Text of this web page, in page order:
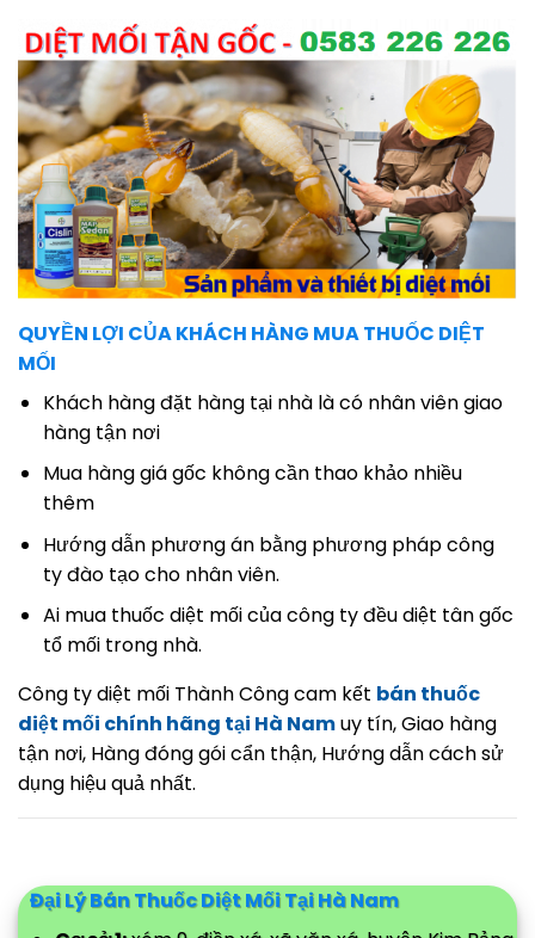
QUYỀN LỢI CỦA KHÁCH HÀNG MUA THUỐC DIỆT
MỐI
Khách hàng đặt hàng tại nhà là có nhân viên giao
hàng tận nơi
Mua hàng giá gốc không cần thao khảo nhiều
thêm
Hướng dẫn phương án bằng phương pháp công
ty đào tạo cho nhân viên.
Ai mua thuốc diệt mối của công ty đều diệt tân gốc
tổ mối trong nhà.
Công ty diệt mối Thành Công cam kết bán thuốc
diệt mối chính hãng tại Hà Namuy tín, Giao hàng
tận nơi, Hàng đóng gói cẩn thận, Hướng dẫn cách sử
dụng hiệu quả nhất.
Đại Lý Bán Thuốc Diệt Mối Tại Hà Nam